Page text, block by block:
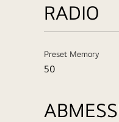
RADIO
Preset Memory
50